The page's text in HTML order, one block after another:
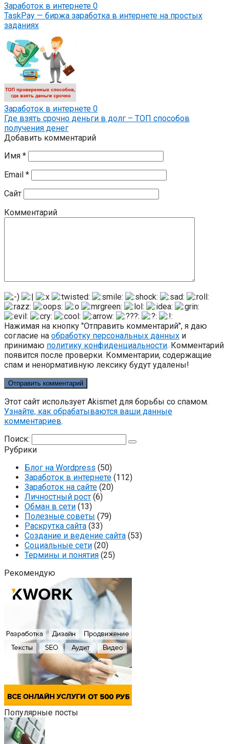
Заработок в интернете 0
TaskPay — биржа заработка в интернете на простых
заданиях
Заработок в интернете 0
Где взять срочно деньги в долг – ТОП способов
получения денег
Добавить комментарий
Имя *
Email *
Сайт
Комментарий
Нажимая на кнопку "Отправить комментарий", я даю
согласие на обработку персональных данных и
принимаю политику конфиденциальности. Комментарий
появится после проверки. Комментарии, содержащие
спам и ненормативную лексику будут удалены!
Этот сайт использует Akismet для борьбы со спамом.
Узнайте, как обрабатываются ваши данные
комментариев.
Поиск:
Рубрики
Блог на Wordpress (50)
Заработок в интернете (112)
Заработок на сайте (20)
Личностный рост (6)
Обман в сети (13)
Полезные советы (79)
Раскрутка сайта (33)
Создание и ведение сайта (53)
Социальные сети (20)
Термины и понятия (25)
Рекомендую
Популярные посты